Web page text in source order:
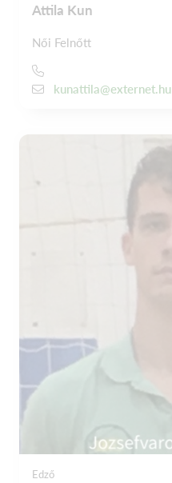
Attila Kun
Női Felnőtt
kunattila@externet.hu
Edző